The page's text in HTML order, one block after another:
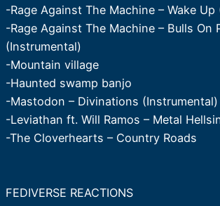
-Rage Against The Machine – Wake
-Rage Against The Machine – Bulls On
(Instrumental)
-Mountain village
-Haunted swamp banjo
-Mastodon – Divinations (Instrumental)
-Leviathan ft. Will Ramos – Metal
-The Cloverhearts – Country Roads
FEDIVERSE REACTIONS